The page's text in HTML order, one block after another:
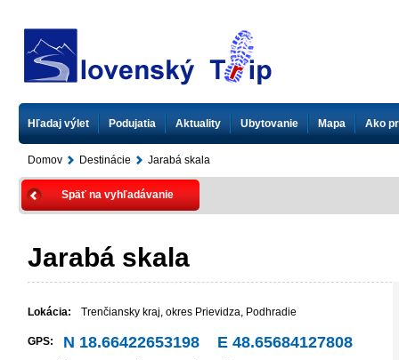
Hľadaj výlet Podujatia Aktuality Ubytovanie Mapa Ako
Domov Destinácie Jarabá skala
Späť na vyhľadávanie
Jarabá skala
Lokácia: Trenčiansky kraj okres Prievidza Podhradie
GPS: N 18.66422653198 E 48.65684127808